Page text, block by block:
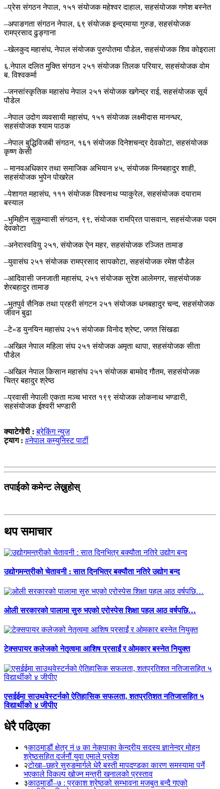
–प्रेस संगठन नेपाल, १५१ संयोजक महेश्वर दाहाल, सहसंयोजक गणेश बस्नेत
–अपाङगता संगठन नेपाल, ६९ संयोजक इन्द्रमाया गुरुङ, सहसंयोजक
रामप्रसाद ढुङ्गाना
–खेलकुद महासंघ, नेपाल संयोजक पुरुपोतमा पौडेल, सहसंयोजक शिव कोइराला
६.नेपाल दलित मुक्ति संगठन २५१ संयोजक तिलक परियार, सहसंयोजक वोम
ब. विश्वकर्मा
–जनसांस्कृतिक महासंघ नेपाल २५१ संयोजक खगेन्द्र राई, सहसंयोजक सूर्य
पौडेल
–नेपाल उदोग व्यवसायी महासंघ, १५१ संयोजक लक्ष्मीदास मानन्धर,
सहसंयोजक श्याम पाठक
–नेपाल बुद्धिविजबी संगठन, १६१ संयोजक दिनेशचन्द्र देवकोटा, सहसंयोजक
कृष्ण केसी
– मानवअधिकार तथा समाजिक अभियान ४५, संयोजक मिनबहादुर शाही,
सहसंयोजक भुपेन पोखरेल
–पेशागत महासंघ, १११ संयोजक विश्वनाथ प्याकुरेल, सहसंयोजक दयाराम
बस्याल
–भुमिहीन सुकुम्वासी संगठन, ९९, संयोजक रामप्रित पासवान, सहसंयोजक पदम
देवकोटा
–अनेरास्ववियु २५१, संयोजक ऐन महर, सहसंयोजक रञ्जित तामाङ
–युवासंघ २५१ संयोजक रामप्रसाद सापकोटा, सहसंयोजक रमेश पौडेल
–आदिवासी जनजाती महासंघ, २५१ संयोजक सुरेश आलेमगर, सहसंयोजक
शेरबहादुर तामाङ
–भुतपुर्व सैनिक तथा प्रहरी संगटन २५१ संयोजक धनबहादुर चन्द, सहसंयोजक
जीवन बुढा
–टे«ड युनयिन महासंघ २५१ संयोजक विनोद श्रेष्ट, जगत सिंखडा
–अखिल नेपाल महिला संघ २५१ संयोजक अमृता थापा, सहसंयोजक सीता
पौडेल
–अखिल नेपाल किसान महासंघ २५१ संयोजक बामवेद गौतम, सहसंयोजक
चित्र बहादुर श्रेष्ठ
–प्रवासी नेपाली एकता मञ्च भारत १९९ संयोजक लोकनाथ भण्डारी,
सहसंयोजक ईश्वरी भण्डारी
क्याटेगोरी :ब्रेकिंग न्युज
ट्याग : #नेपाल कम्युनिस्ट पार्टी
तपाईको कमेन्ट लेख्नुहोस्
थप समाचार
उद्योगमन्त्रीको चेतावनी : सात दिनभित्र बक्यौता नतिरे उद्योग बन्द
ओली सरकारको पालामा सुरु भएको एरोस्पेस शिक्षा पहल आठ वर्षपछि…
टेक्सपायर कलेजको नेतृत्वमा आशिष प्रसाईं र ओमकार बस्नेत नियुक्त
एसईईमा साउथवेस्टर्नको ऐतिहासिक सफलता, शतप्रतिशत नतिजासहित ५
विद्यार्थीको ४ जीपीए
धेरै पढिएका
१काठमाडौं क्षेत्र नं ७ का नेकपाका केन्द्रीय सदस्य ज्ञानेन्द्र मोहन
श्रेष्ठसहित दर्जनौं युवा एमाले प्रवेश
२टोखा–छहरे सुरुङमार्गले धेरै बस्ती मापदण्डका कारण समस्यामा पर्ने
भएकाले विकल्प खोज्न मन्त्री खनालको प्रस्ताव
३काठमाडौं–७ : प्रकाश श्रेष्ठको सम्भावना मजबुत बन्दै गएको